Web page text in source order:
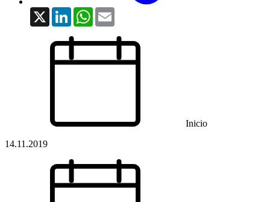
X LinkedInWhatsApp
Inicio
14.11.2019